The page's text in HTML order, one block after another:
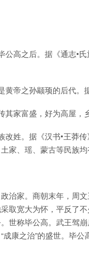
公高之后。据《通志•
黄帝之孙颛顼的后代。
其家富盛，好为高屋，
改姓。据《汉书•王莽
家、瑶、蒙古等民族均
治家。商朝末年，周
取宽大为怀，平反了
世称毕公高。武王驾
成康之治”的盛世。毕